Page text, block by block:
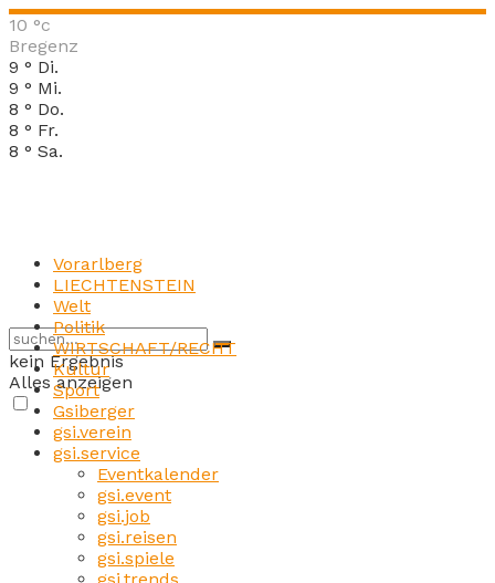
10 °c
Bregenz
9 ° Di.
9 ° Mi.
8 ° Do.
8 ° Fr.
8 ° Sa.
kein Ergebnis
Alles anzeigen
Vorarlberg
LIECHTENSTEIN
Welt
Politik
WIRTSCHAFT/RECHT
Kultur
Sport
Gsiberger
gsi.verein
gsi.service
Eventkalender
gsi.event
gsi.job
gsi.reisen
gsi.spiele